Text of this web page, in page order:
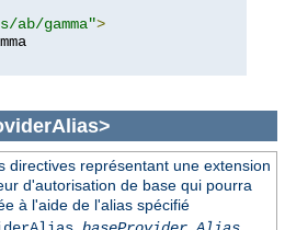
ab/gamma">
directives représentant une extension
d'autorisation de base qui pourra
à l'aide de l'alias spécifié